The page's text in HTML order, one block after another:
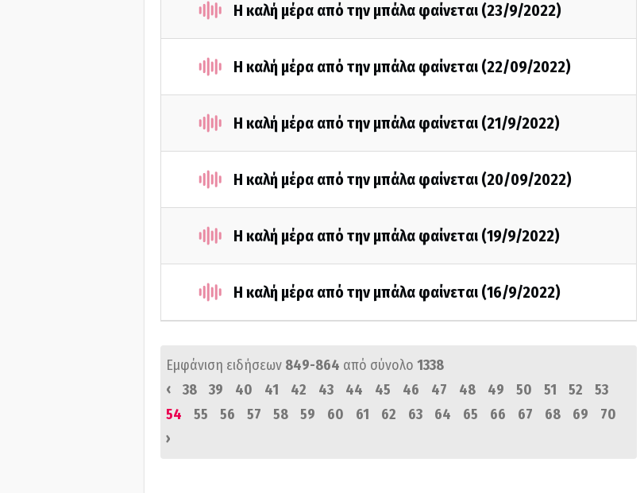
Η καλή μέρα από την μπάλα φαίνεται (23/9/2022)
Η καλή μέρα από την μπάλα φαίνεται (22/09/2022)
Η καλή μέρα από την μπάλα φαίνεται (21/9/2022)
Η καλή μέρα από την μπάλα φαίνεται (20/09/2022)
Η καλή μέρα από την μπάλα φαίνεται (19/9/2022)
Η καλή μέρα από την μπάλα φαίνεται (16/9/2022)
Εμφάνιση ειδήσεων 849-864 από σύνολο 1338
‹
38 39 40 41 42 43 44 45 46 47 48 49 50 51 52
53
54
55 56 57 58 59 60 61 62 63 64 65 66 67 68 69
70
›